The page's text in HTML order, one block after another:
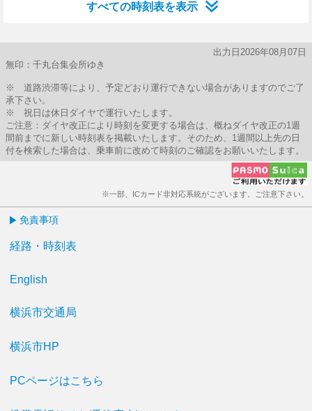
すべての時刻表を表示
出力日2026年08月07日
無印：千丸台集会所ゆき
※ 道路渋滞等により、予定どおり運行できない場合がありますのでご了
承下さい。
※ 祝日は休日ダイヤで運行いたします。
ご注意：ダイヤ改正により時刻を変更する場合は、概ねダイヤ改正の1週
間前までに新しい時刻表を掲載いたします。そのため、1週間以上先の日
付を検索した場合は、乗車前に改めて時刻のご確認をお願いいたします。
※一部、ICカード非対応系統がございます。ご注意下さい。
免責事項
経路・時刻表
English
横浜市交通局
横浜市HP
PCページはこちら